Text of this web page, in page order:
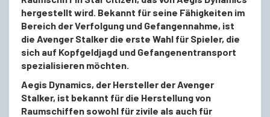
hergestellt wird. Bekannt für seine Fähigkeiten im
Bereich der Verfolgung und Gefangennahme, ist
die Avenger Stalker die erste Wahl für Spieler, die
sich auf Kopfgeldjagd und Gefangenentransport
spezialisieren möchten.
Aegis Dynamics, der Hersteller der Avenger
Stalker, ist bekannt für die Herstellung von
Raumschiffen sowohl für zivile als auch für